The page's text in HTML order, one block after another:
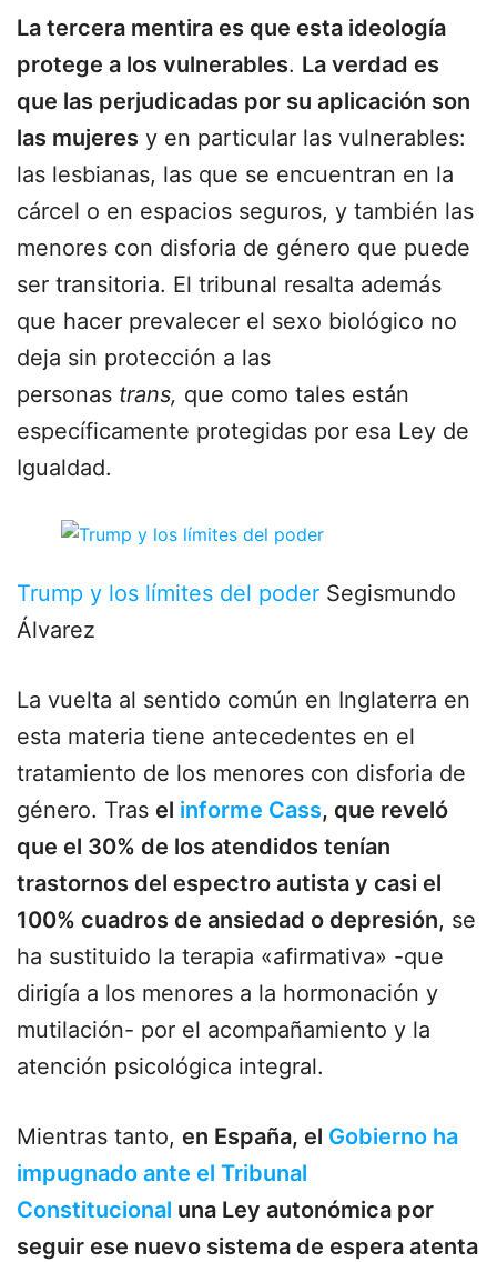
La tercera mentira es que esta ideología
protege a los vulnerables. La verdad es
que las perjudicadas por su aplicación son
las mujeres y en particular las vulnerables:
las lesbianas, las que se encuentran en la
cárcel o en espacios seguros, y también las
menores con disforia de género que puede
ser transitoria. El tribunal resalta además
que hacer prevalecer el sexo biológico no
deja sin protección a las
personas trans, que como tales están
específicamente protegidas por esa Ley de
Igualdad.
Trump y los límites del poder Segismundo
Álvarez
La vuelta al sentido común en Inglaterra en
esta materia tiene antecedentes en el
tratamiento de los menores con disforia de
género. Tras el informe Cass, que reveló
que el 30% de los atendidos tenían
trastornos del espectro autista y casi el
100% cuadros de ansiedad o depresión, se
ha sustituido la terapia «afirmativa» -que
dirigía a los menores a la hormonación y
mutilación- por el acompañamiento y la
atención psicológica integral.
Mientras tanto, en España, el Gobierno ha
impugnado ante el Tribunal
Constitucional una Ley autonómica por
seguir ese nuevo sistema de espera atenta